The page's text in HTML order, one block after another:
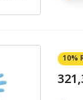
10%